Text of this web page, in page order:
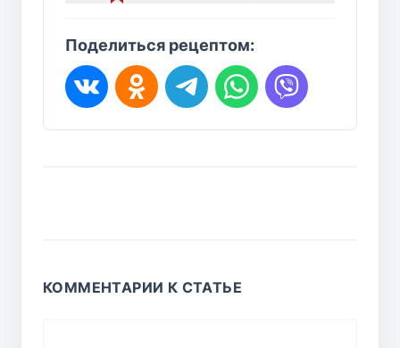
Поделиться рецептом:
КОММЕНТАРИИ К СТАТЬЕ